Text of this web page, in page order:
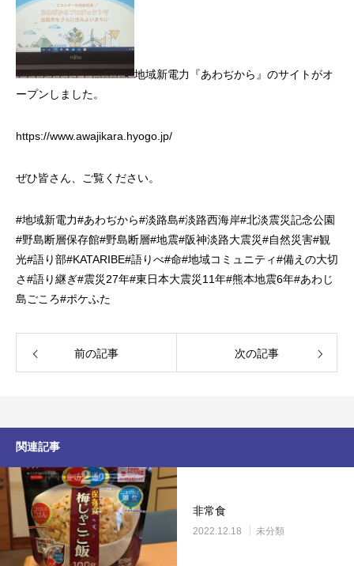
地域新電力『あわぢから』のサイトがオ
ープンしました。
https://www.awajikara.hyogo.jp/
ぜひ皆さん、ご覧ください。
#地域新電力#あわぢから#淡路島#淡路西海岸#北淡震災記念公園
#野島断層保存館#野島断層#地震#阪神淡路大震災#自然災害#観
光#語り部#KATARIBE#語りべ#命#地域コミュニティ#備えの大切
さ#語り継ぎ#震災27年#東日本大震災11年#熊本地震6年#あわじ
島ごころ#ポケふた
前の記事 次の記事
関連記事
非常食
2022.12.18 未分類